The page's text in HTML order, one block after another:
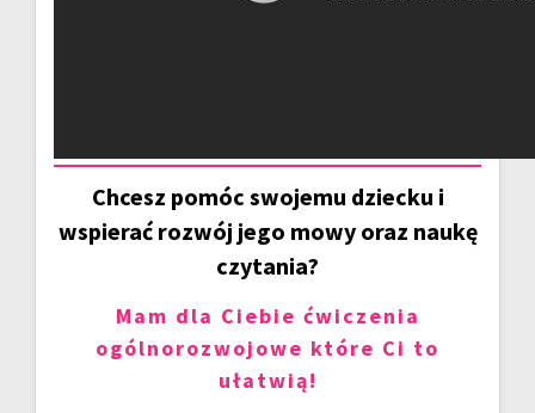
Chcesz pomóc swojemu dziecku i
wspierać rozwój jego mowy oraz naukę
czytania?
Mam dla Ciebie ćwiczenia
ogólnorozwojowe które Ci to
ułatwią!